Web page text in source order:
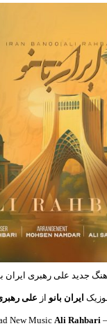
جدید علی رهبری ایران
ایران بانو از علی
New Music Ali Rahbari –